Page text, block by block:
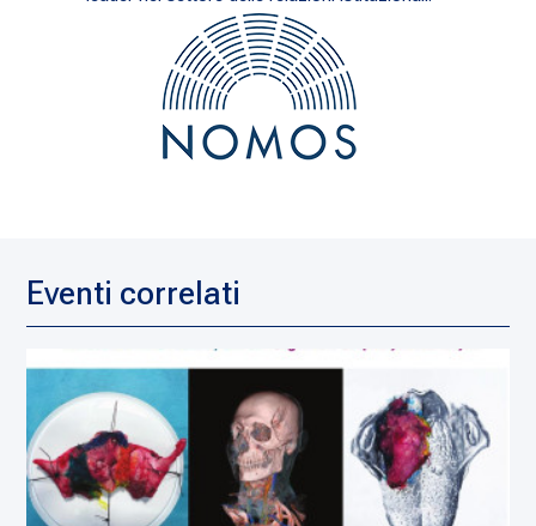
Eventi correlati